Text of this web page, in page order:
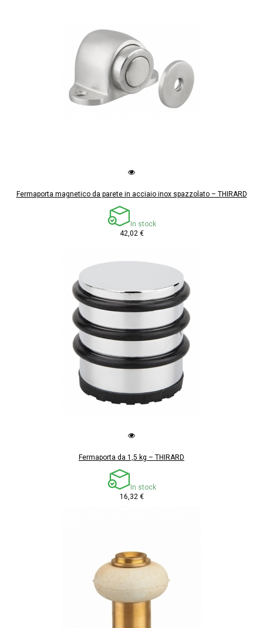
Fermaporta magnetico da parete in acciaio inox spazzolato – THIRARD
In stock
42,02 €
Fermaporta da 1,5 kg – THIRARD
In stock
16,32 €